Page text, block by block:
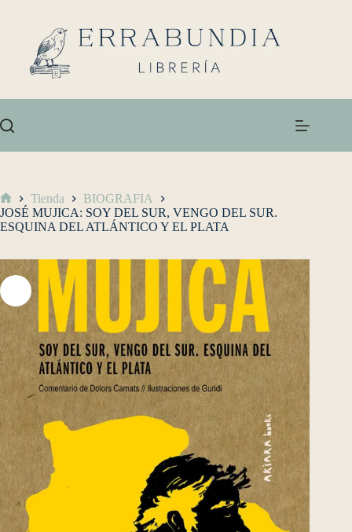
Tienda
BIOGRAFIA
JOSÉ MUJICA: SOY DEL SUR, VENGO DEL SUR.
ESQUINA DEL ATLÁNTICO Y EL PLATA